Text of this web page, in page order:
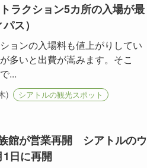
ラクション5カ所の入場が最
ス）
ョンの入場料も値上がりしてい
多いと出費が嵩みます。そこ
...
) シアトルの観光スポット
館が営業再開 シアトルのウ
1日に再開